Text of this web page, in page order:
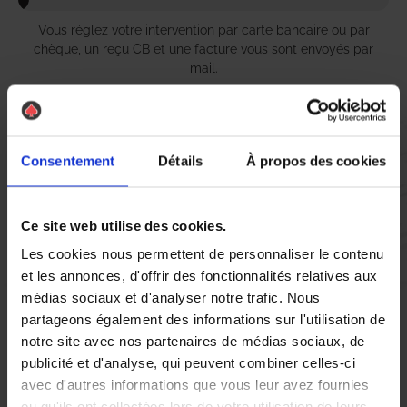
Consentement Détails À propos des cookies
Ce site web utilise des cookies.
Les cookies nous permettent de personnaliser le contenu
et les annonces, d'offrir des fonctionnalités relatives aux
médias sociaux et d'analyser notre trafic. Nous
partageons également des informations sur l'utilisation de
notre site avec nos partenaires de médias sociaux, de
publicité et d'analyse, qui peuvent combiner celles-ci
avec d'autres informations que vous leur avez fournies
Vous réglez votre intervention par carte bancaire ou par
chèque, un reçu CB et une facture vous sont envoyés par
mail.
Etape 5 :
Vous évaluez la prestation
Vous recevez une demande d’évaluation de votre expérience
avec l’équipe AS DE PIC.
Nous avons pensé à tout
À Orvault, la prolifération des chenilles peut rapidement